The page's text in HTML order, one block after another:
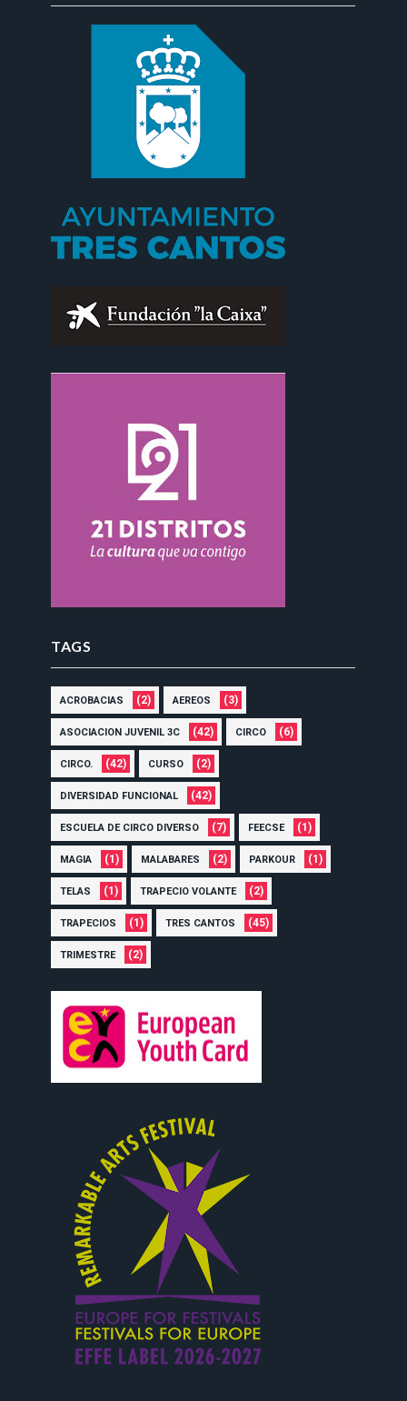
TAGS
ACROBACIAS (2) AEREOS (3)
ASOCIACION JUVENIL 3C (42) CIRCO (6)
CIRCO. (42) CURSO (2)
DIVERSIDAD FUNCIONAL (42)
ESCUELA DE CIRCO DIVERSO (7) FEECSE (1)
MAGIA (1) MALABARES (2) PARKOUR (1)
TELAS (1) TRAPECIO VOLANTE (2)
TRAPECIOS (1) TRES CANTOS (45)
TRIMESTRE (2)